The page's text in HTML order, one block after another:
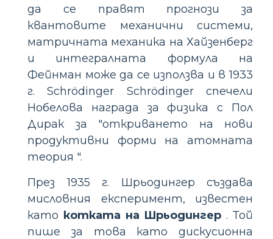
да се правят прогнози за
квантовите механични системи,
матричната механика на Хайзенберг
и интегралната формула на
Фейнман може да се използва и в 1933
г. Schrödinger Schrödinger спечели
Нобелова награда за физика с Пол
Дирак за "откриването на нови
продуктивни форми на атомната
теория ".
През 1935 г. Шрьодингер създава
мисловния експеримент, известен
като котката на Шрьодингер . Той
пише за това като дискусионна